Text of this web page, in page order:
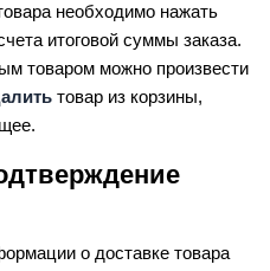
необходимо нажать
итоговой суммы заказа.
товаром можно произвести
товар из корзины,
о доставке товара